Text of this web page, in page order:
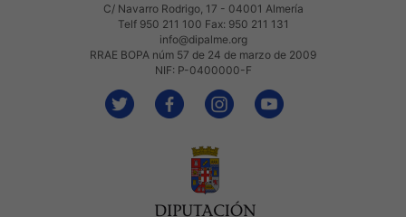
C/ Navarro Rodrigo, 17 - 04001 Almería
Telf 950 211 100 Fax: 950 211 131
info@dipalme.org
RRAE BOPA núm 57 de 24 de marzo de 2009
NIF: P-0400000-F